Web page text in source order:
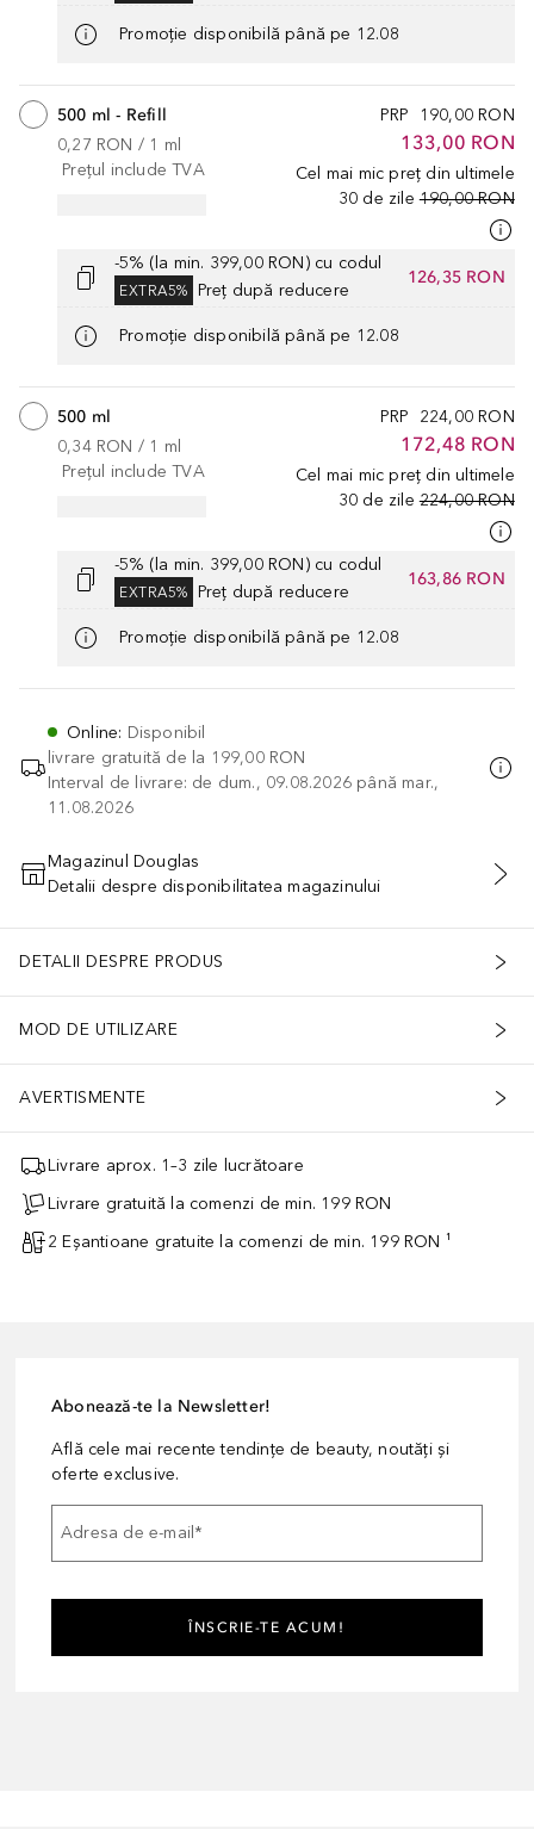
Promoție disponibilă până pe 12.08
PRP 190,00 RON
133,00 RON
Cel mai mic preț din ultimele
30 de zile 190,00 RON
500 ml - Refill
0,27 RON / 1 ml
Prețul include TVA
-5% (la min. 399,00 RON) cu codul
EXTRA5% Preț după reducere
126,35 RON
Promoție disponibilă până pe 12.08
PRP 224,00 RON
172,48 RON
Cel mai mic preț din ultimele
30 de zile 224,00 RON
500 ml
0,34 RON / 1 ml
Prețul include TVA
-5% (la min. 399,00 RON) cu codul
EXTRA5% Preț după reducere
163,86 RON
Promoție disponibilă până pe 12.08
Online: Disponibil
livrare gratuită de la 199,00 RON
Interval de livrare: de dum., 09.08.2026 până mar.,
11.08.2026
ADĂUGAȚI ÎN COŞ
Magazinul Douglas
Detalii despre disponibilitatea magazinului
DETALII DESPRE PRODUS
MOD DE UTILIZARE
AVERTISMENTE
Livrare aprox. 1–3 zile lucrătoare
Livrare gratuită la comenzi de min. 199 RON
2 Eșantioane gratuite la comenzi de min. 199 RON ¹
Abonează-te la Newsletter!
Află cele mai recente tendințe de beauty, noutăți și
oferte exclusive.
Adresa de e-mail*
ÎNSCRIE-TE ACUM!